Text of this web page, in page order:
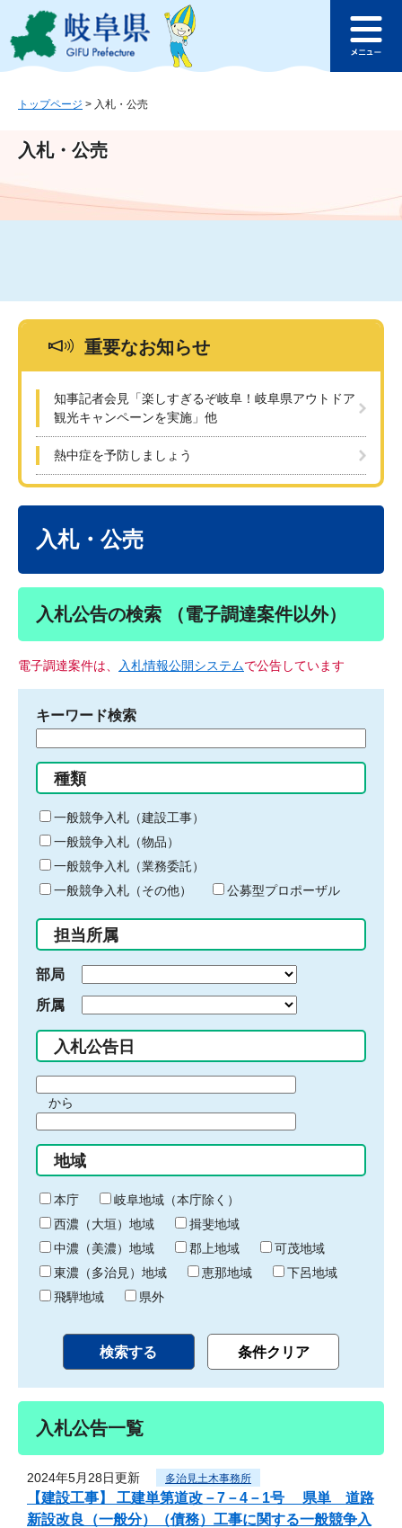
ジ
ュ
文
このページの本文へ
ュ
トップページ > 入札・公売
入札・公売
重要なお知らせ
知事記者会見「楽しすぎるぞ岐阜！岐阜県アウトドア
観光キャンペーンを実施」他
熱中症を予防しましょう
入札・公売
入札公告の検索 （電子調達案件以外）
電子調達案件は、 入札情報公開システムで公告しています
キーワード検索
る
キ
ー
ワ
ー
ド
入
力
種類
一般競争入札（建設工事）
一般競争入札（物品）
一般競争入札（業務委託）
一般競争入札（その他）
公募型プロポーザル
担当所属
部局
所属
入札公告日
間
始
り
から
間
終
わ
り
地域
本庁
岐阜地域（本庁除く）
西濃（大垣）地域
揖斐地域
中濃（美濃）地域
郡上地域
可茂地域
東濃（多治見）地域
恵那地域
下呂地域
飛騨地域
県外
入札公告一覧
2024年5月28日更新 多治見土木事務所
【建設工事】 工建単第道改－7－4－1号 県単 道路
新設改良（一般分）（債務）工事に関する一般競争入